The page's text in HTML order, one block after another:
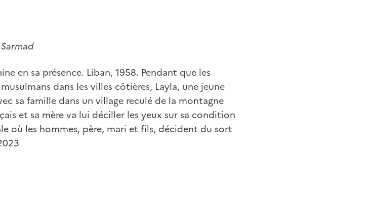
en sa présence. Liban, 1958. Pendant que les
dans les villes côtières, Layla, une jeune
sa famille dans un village reculé de la montagne
et sa mère va lui déciller les yeux sur sa condition
où les hommes, père, mari et fils, décident du sort